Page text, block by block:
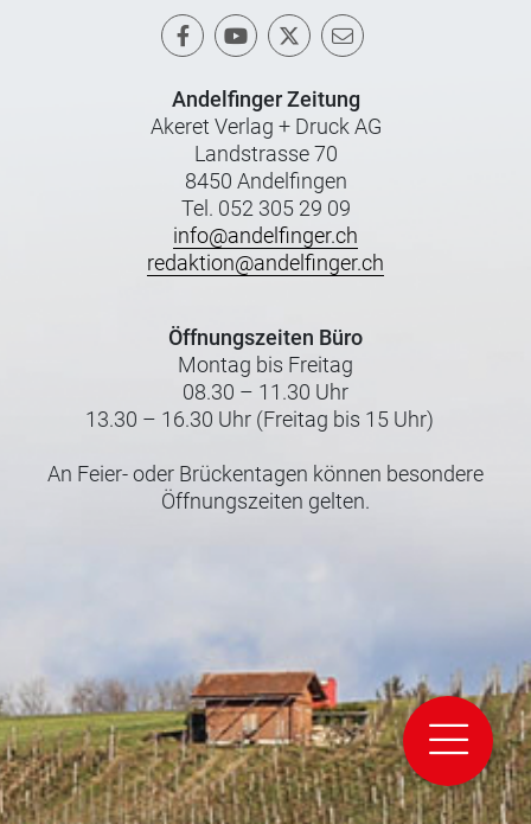
Andelfinger Zeitung
Akeret Verlag + Druck AG
Landstrasse 70
8450 Andelfingen
Tel. 052 305 29 09
info@andelfinger.ch
redaktion@andelfinger.ch
Öffnungszeiten Büro
Montag bis Freitag
08.30 – 11.30 Uhr
13.30 – 16.30 Uhr (Freitag bis 15 Uhr)
An Feier- oder Brückentagen können besondere
Öffnungszeiten gelten.